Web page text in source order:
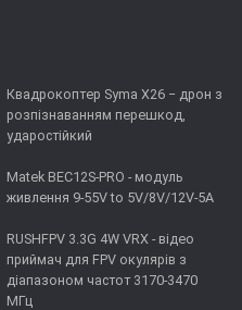
Квадрокоптер Syma X26 − дрон з
розпізнаванням перешкод,
ударостійкий
Matek BEC12S-PRO - модуль
живлення 9-55V to 5V/8V/12V-5A
RUSHFPV 3.3G 4W VRX - відео
приймач для FPV окулярів з
діапазоном частот 3170-3470
МГц